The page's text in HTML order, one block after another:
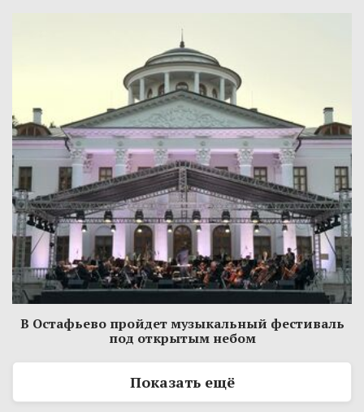
В Остафьево пройдет музыкальный фестиваль
под открытым небом
Показать ещё